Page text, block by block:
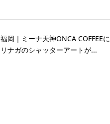
福岡｜ミーナ天神ONCA COFFEE
リナガのシャッターアートが...